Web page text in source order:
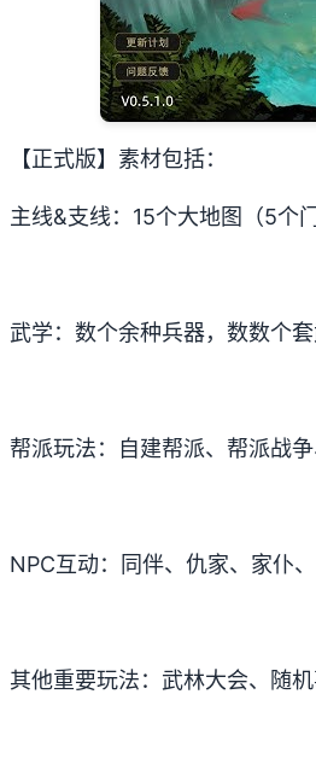
【正式版】素材包括：
主线&支线：15个大地图（5个
武学：数个余种兵器，数数个
帮派玩法：自建帮派、帮派战
NPC互动：同伴、仇家、家仆
其他重要玩法：武林大会、随